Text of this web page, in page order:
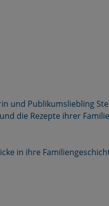
und Publikumsliebling
die Rezepte ihrer
in ihre